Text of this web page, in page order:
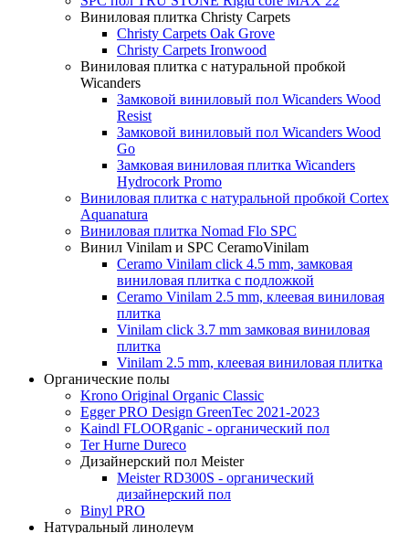
Виниловая плитка Christy Carpets
Christy Carpets Oak Grove
Christy Carpets Ironwood
Виниловая плитка с натуральной пробкой
Wicanders
Замковой виниловый пол Wicanders Wood
Resist
Замковой виниловый пол Wicanders Wood
Go
Замковая виниловая плитка Wicanders
Hydrocork Promo
Виниловая плитка с натуральной пробкой Cortex
Aquanatura
Виниловая плитка Nomad Flo SPC
Винил Vinilam и SPC CeramoVinilam
Ceramo Vinilam click 4.5 mm, замковая
виниловая плитка с подложкой
Ceramo Vinilam 2.5 mm, клеевая виниловая
плитка
Vinilam click 3.7 mm замковая виниловая
плитка
Vinilam 2.5 mm, клеевая виниловая плитка
Органические полы
Krono Original Organic Classic
Egger PRO Design GreenTec 2021-2023
Kaindl FLOORganic - органический пол
Ter Hurne Dureco
Дизайнерский пол Meister
Meister RD300S - органический
дизайнерский пол
Binyl PRO
Натуральный линолеум